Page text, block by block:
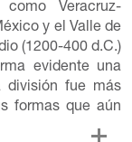
Veracruz-
y el Valle de
(1200-400 d.C.)
evidente una
división fue más
formas que aún